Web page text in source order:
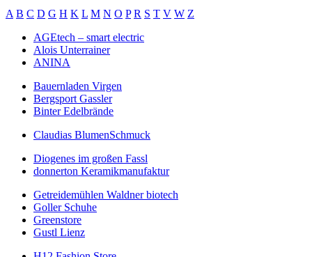
A B C D G H K L M N O P R S T V W Z
AGEtech – smart electric
Alois Unterrainer
ANINA
Bauernladen Virgen
Bergsport Gassler
Binter Edelbrände
Claudias BlumenSchmuck
Diogenes im großen Fassl
donnerton Keramikmanufaktur
Getreidemühlen Waldner biotech
Goller Schuhe
Greenstore
Gustl Lienz